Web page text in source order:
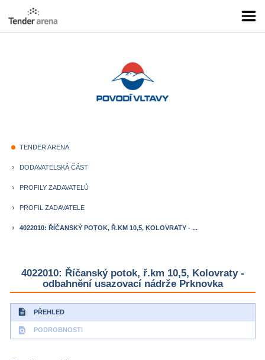
fiber_manual_record TENDER ARENA
keyboard_arrow_right DODAVATELSKÁ ČÁST
keyboard_arrow_right PROFILY ZADAVATELŮ
keyboard_arrow_right PROFIL ZADAVATELE
keyboard_arrow_right 4022010: ŘÍČANSKÝ POTOK, Ř.KM 10,5, KOLOVRATY - ...
4022010: Říčanský potok, ř.km 10,5, Kolovraty -
odbahnění usazovací nádrže Prknovka
description PŘEHLED
find_in_page PODROBNOSTI